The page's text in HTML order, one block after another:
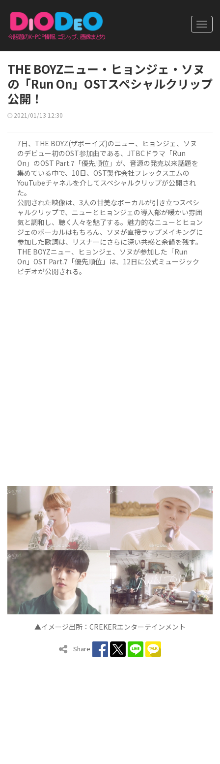
THE BOYZニュー・ヒョンジェ・ソヌ
の「Run On」OSTスペシャルクリップ
公開！
2021/01/13 12:30
7日、THE BOYZ(ザボーイズ)のニュー、ヒョンジェ、ソヌ
のデビュー初のOST参加曲である、JTBCドラマ「Run
On」のOST Part.7「優先順位」が、音源の発売以来話題を
集めている中で、10日、OST製作会社フレックスエムの
YouTubeチャネルを介してスペシャルクリップが公開され
た。
公開された映像は、3人の甘美なボーカルが引き立つスペシ
ャルクリップで、ニューとヒョンジェの導入部が暖かい雰囲
気と調和し、聴く人々を魅了する。魅力的なニューとヒョン
ジェのボーカルはもちろん、ソヌが直接ラップメイキングに
参加した歌詞は、リスナーにさらに深い共感と余韻を残す。
THE BOYZニュー、ヒョンジェ、ソヌが参加した「Run
On」OST Part.7「優先順位」は、12日に公式ミュージック
ビデオが公開される。
▲イメージ出所：CREKERエンターテインメント
Share